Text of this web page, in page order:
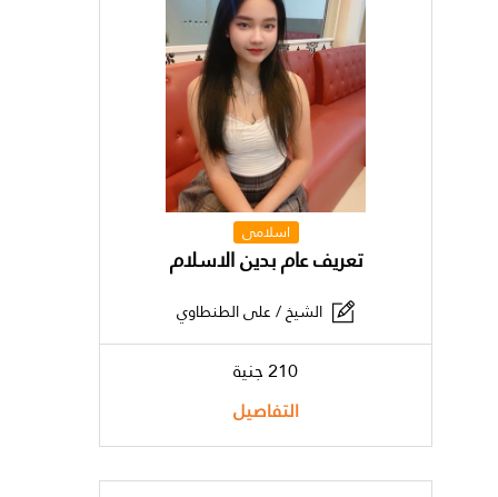
اسلامى
تعريف عام بدين الاسلام
الشيخ / على الطنطاوي
210 جنية
التفاصيل